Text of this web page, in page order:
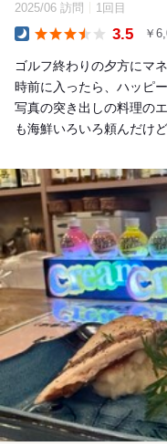
2025/06 訪問 1回目
3.5 ￥
ゴルフ終わりの夕方にマ
時前に入ったら、ハッピ
写真の突き出しの料理の
も海鮮いろいろ頼んだけ